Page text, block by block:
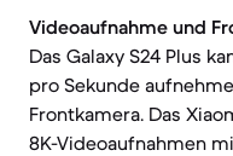
Videoaufnahme und
Das Galaxy S24 Plus
pro Sekunde
Frontkamera. Das
8K-Videoaufnahmen